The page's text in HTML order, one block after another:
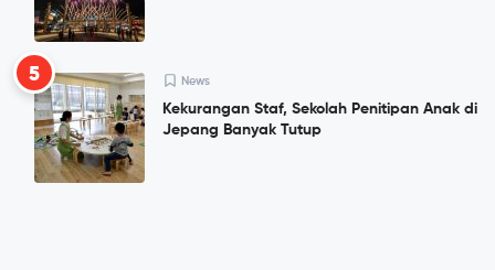
5 News
Kekurangan Staf, Sekolah Penitipan Anak di
Jepang Banyak Tutup